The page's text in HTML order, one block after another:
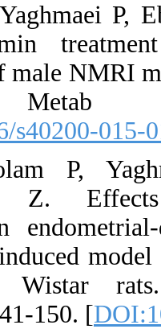
15. Lotfi P,
and
parameters of
[DOI:10.1186/
16.
diabetes